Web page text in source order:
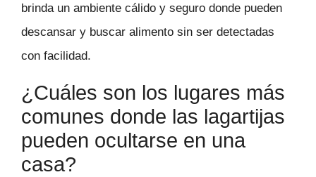
brinda un ambiente cálido y seguro donde pueden
descansar y buscar alimento sin ser detectadas
con facilidad.
¿Cuáles son los lugares más
comunes donde las lagartijas
pueden ocultarse en una
casa?